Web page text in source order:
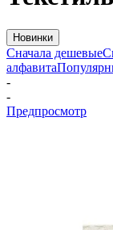
Новинки
Сначала дешевые
алфавита
-
-
Предпросмотр